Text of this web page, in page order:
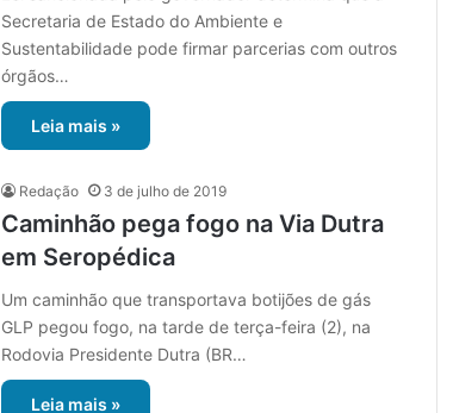
Secretaria de Estado do Ambiente e
Sustentabilidade pode firmar parcerias com outros
órgãos…
Leia mais »
Redação 3 de julho de 2019
Caminhão pega fogo na Via Dutra
em Seropédica
Um caminhão que transportava botijões de gás
GLP pegou fogo, na tarde de terça-feira (2), na
Rodovia Presidente Dutra (BR…
Leia mais »